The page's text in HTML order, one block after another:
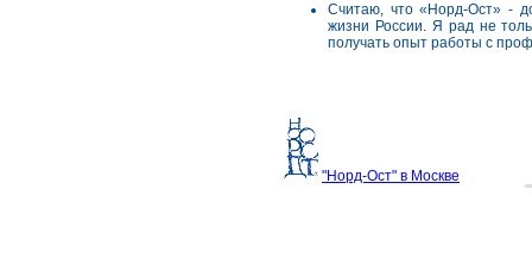
Считаю, что «Норд-Ост» -
жизни России. Я рад не
получать опыт работы с
"Норд-Ост" в Москве